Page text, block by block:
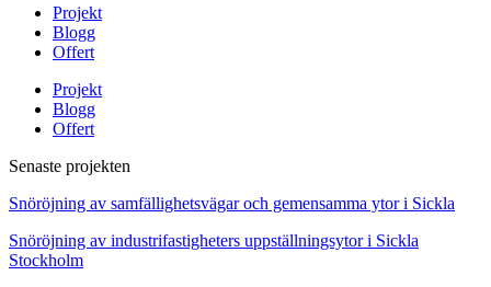
Projekt
Blogg
Offert
Projekt
Blogg
Offert
Senaste projekten
Snöröjning av samfällighetsvägar och gemensamma ytor i Sickla
Snöröjning av industrifastigheters uppställningsytor i Sickla
Stockholm